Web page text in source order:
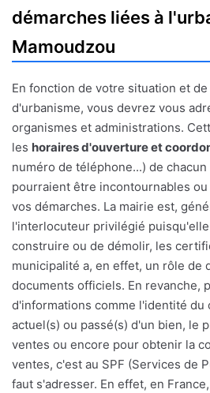
démarches liées à
Mamoudzou
En fonction de votre situation et
d'urbanisme, vous devrez vous
organismes et administrations.
les horaires d'ouverture et
numéro de téléphone...) de
pourraient être incontournables
vos démarches. La mairie est,
l'interlocuteur privilégié
construire ou de démolir, les
municipalité a, en effet, un rôle de
documents officiels. En revanche,
d'informations comme l'identité du
actuel(s) ou passé(s) d'un bien, le
ventes ou encore pour obtenir la
ventes, c'est au SPF (Services de
faut s'adresser. En effet, en